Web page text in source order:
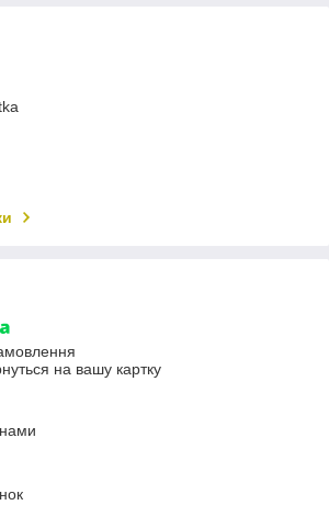
на вашу картку